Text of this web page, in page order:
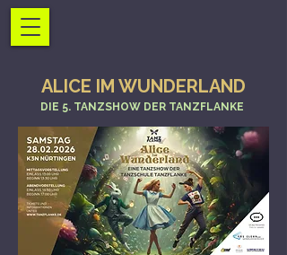
ALICE IM WUNDERLAND
DIE 5. TANZSHOW DER TANZFLANKE